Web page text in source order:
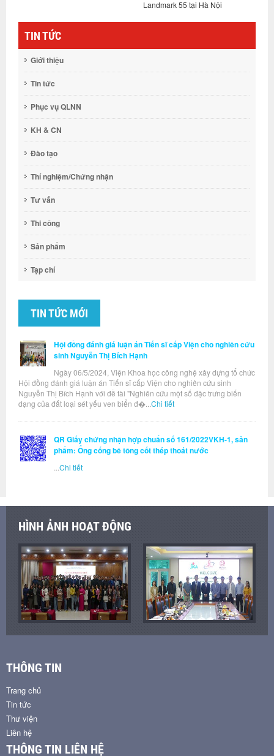
TIN TỨC
Giới thiệu
Tin tức
Phục vụ QLNN
KH & CN
Đào tạo
Thí nghiệm/Chứng nhận
Tư vấn
Thi công
Sản phẩm
Tạp chí
TIN TỨC MỚI
Hội đồng đánh giá luận án Tiến sĩ cấp Viện cho nghiên cứu
sinh Nguyễn Thị Bích Hạnh
Ngày 06/5/2024, Viện Khoa học công nghệ xây dựng tổ chức
Hội đồng đánh giá luận án Tiến sĩ cấp Viện cho nghiên cứu sinh
Nguyễn Thị Bích Hạnh với đề tài "Nghiên cứu một số đặc trưng biến
dạng của đất loại sét yếu ven biển đ�... Chi tiết
QR Giấy chứng nhận hợp chuẩn số 161/2022VKH-1, sản
phẩm: Ống cống bê tông cốt thép thoát nước
Chi tiết
HÌNH ẢNH HOẠT ĐỘNG
THÔNG TIN
Trang chủ
Tin tức
Thư viện
Liên hệ
THÔNG TIN LIÊN HỆ